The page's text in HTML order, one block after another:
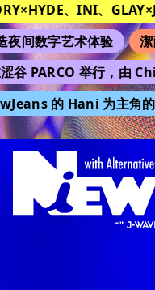
、INI、
间数字艺术体验
潔
PARCO 举行，由
的 Hani 为主角的